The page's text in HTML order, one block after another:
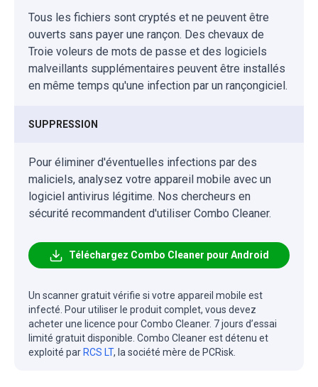
Tous les fichiers sont cryptés et ne peuvent être
ouverts sans payer une rançon. Des chevaux de
Troie voleurs de mots de passe et des logiciels
malveillants supplémentaires peuvent être installés
en même temps qu'une infection par un rançongiciel.
SUPPRESSION
Pour éliminer d'éventuelles infections par des
maliciels, analysez votre appareil mobile avec un
logiciel antivirus légitime. Nos chercheurs en
sécurité recommandent d'utiliser Combo Cleaner.
Téléchargez Combo Cleaner pour Android
Un scanner gratuit vérifie si votre appareil mobile est
infecté. Pour utiliser le produit complet, vous devez
acheter une licence pour Combo Cleaner. 7 jours d’essai
limité gratuit disponible. Combo Cleaner est détenu et
exploité par RCS LT, la société mère de PCRisk.